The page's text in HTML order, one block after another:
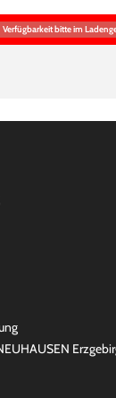
Verfügbarkeit bitte im